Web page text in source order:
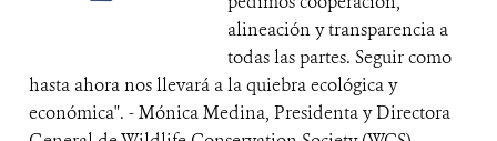
alineación y transparencia a
todas las partes. Seguir como
hasta ahora nos llevará a la quiebra ecológica y
económica". - Mónica Medina, Presidenta y Directora